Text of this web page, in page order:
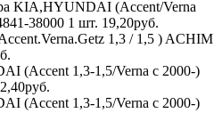
KIA,HYUNDAI (Accent/Verna
38000 1 шт. 19,20руб.
1,3 / 1,5 ) ACHIM
(Accent 1,3-1,5/Verna с 2000-)
(Accent 1,3-1,5/Verna с 2000-)